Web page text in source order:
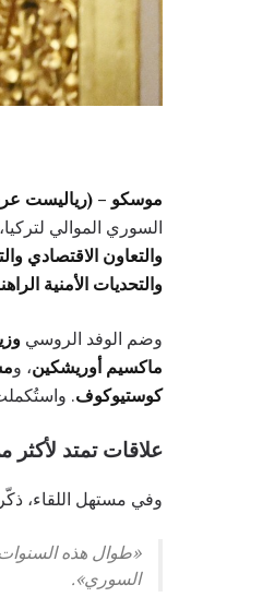
موسكو – (رياليست
السوري الموالي
والتعاون الاقتصادي
والتحديات الأمنية
وضم الوفد الروسي
ماكسيم أوريشكين، و
كوستيوكوف.
علاقات تمتد لأكثر
وفي مستهل اللقاء،
«طوال هذه
السوري».